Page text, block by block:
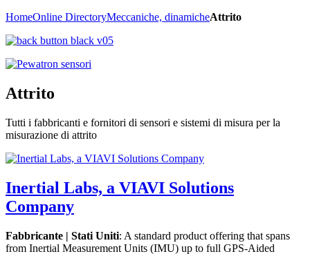
HomeOnline DirectoryMeccaniche, dinamicheAttrito
Attrito
Tutti i fabbricanti e fornitori di sensori e sistemi di misura per la
misurazione di attrito
Inertial Labs, a VIAVI Solutions
Company
Fabbricante | Stati Uniti: A standard product offering that spans
from Inertial Measurement Units (IMU) up to full GPS-Aided